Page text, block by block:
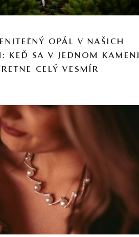
OPÁL V NAŠICH
KEĎ SA V JEDNOM KAMENI
CELÝ VESMÍR